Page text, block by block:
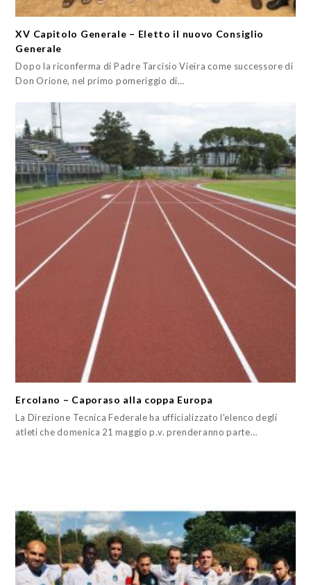
XV Capitolo Generale – Eletto il nuovo Consiglio
Generale
Dopo la riconferma di Padre Tarcisio Vieira come successore di
Don Orione, nel primo pomeriggio di…
Ercolano – Caporaso alla coppa Europa
La Direzione Tecnica Federale ha ufficializzato l'elenco degli
atleti che domenica 21 maggio p.v. prenderanno parte…